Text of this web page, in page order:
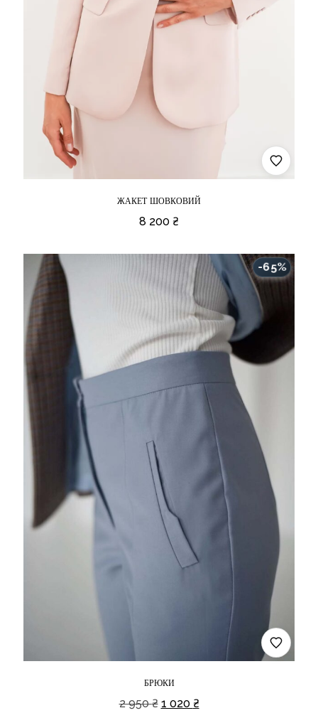
ЖАКЕТ ШОВКОВИЙ
8 200 ₴
-65%
БРЮКИ
2 950₴ Оригінальна
1 020 ₴Поточна